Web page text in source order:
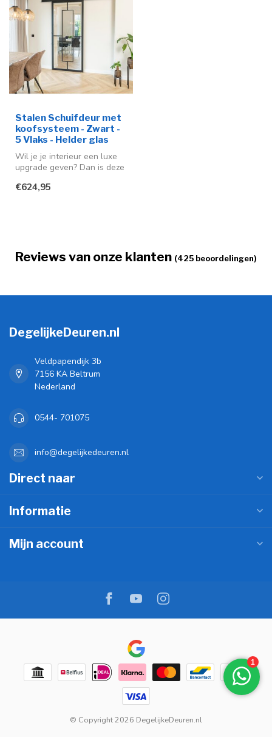
Stalen Schuifdeur met
koofsysteem - Zwart -
5 Vlaks - Helder glas
Wil je je interieur een luxe
upgrade geven? Dan is deze
€624,95
Reviews van onze klanten (425 beoordelingen)
DegelijkeDeuren.nl
Veldpapendijk 3b
7156 KA Beltrum
Nederland
0544- 701075
info@degelijkedeuren.nl
Direct naar
Informatie
Mijn account
© Copyright 2026 DegelijkeDeuren.nl